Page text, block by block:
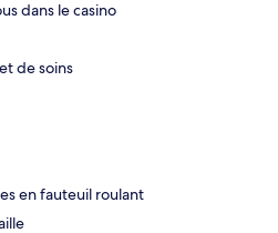
dans le casino
de soins
en fauteuil roulant